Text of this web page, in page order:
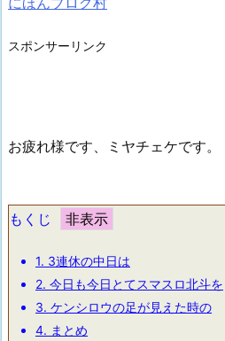
スポンサーリンク
お疲れ様です、ミヤチェケです。
もくじ
1. 3連休の中日は
2. 今日も今日とてスマスロ北斗を
3. ケンシロウの足が見えた時の
4. まとめ